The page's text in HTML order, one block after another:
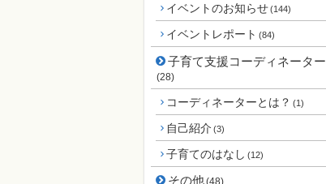
イベントのお知らせ(144)
イベントレポート (84)
子育て支援コーディネーター
(28)
コーディネーターとは？ (1)
自己紹介 (3)
子育てのはなし (12)
その他